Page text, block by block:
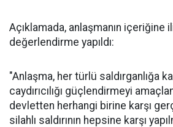
Açıklamada, anlaşmanın içeriğine
değerlendirme yapıldı:
"Anlaşma, her türlü saldırganlığa
caydırıcılığı güçlendirmeyi
devletten herhangi birine karşı
silahlı saldırının hepsine karşı